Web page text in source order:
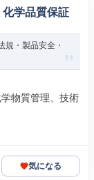
化学品質保証
規・製品安全・
物質管理、技術
気になる